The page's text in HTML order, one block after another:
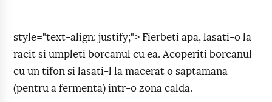
style="text-align: justify;"> Fierbeti apa, lasati-o la
racit si umpleti borcanul cu ea. Acoperiti borcanul
cu un tifon si lasati-l la macerat o saptamana
(pentru a fermenta) intr-o zona calda.